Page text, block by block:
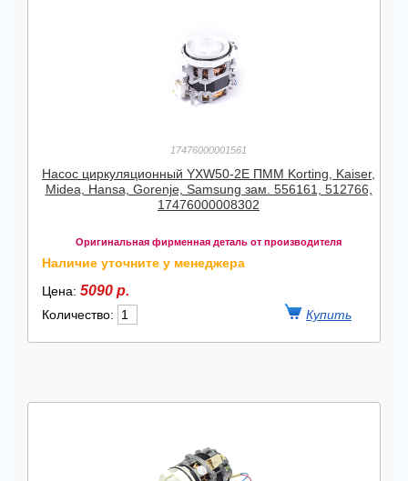
17476000001561
Насос циркуляционный YXW50-2E ПММ Korting, Kaiser,
Midea, Hansa, Gorenje, Samsung зам. 556161, 512766,
17476000008302
Оригинальная фирменная деталь от производителя
Наличие уточните у менеджера
Цена: 5090 р.
Количество: